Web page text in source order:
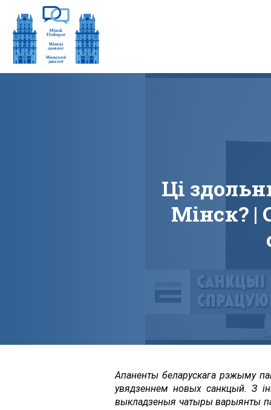
Ці
Мінск? |
Апаненты беларускага рэжыму
увядзеннем новых санкцый. З
выкладзеныя чатыры варыянты